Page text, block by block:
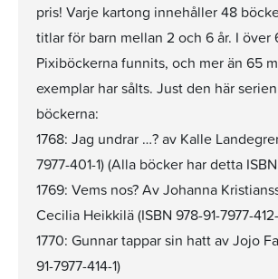
pris! Varje kartong innehåller 48
titlar för barn mellan 2 och 6 år. I över
Pixiböckerna funnits, och mer än 65
exemplar har sålts. Just den här
böckerna:
1768: Jag undrar …? av Kalle
7977-401-1) (Alla böcker har detta
1769: Vems nos? Av Johanna
Cecilia Heikkilä (ISBN 978-91-7977-
1770: Gunnar tappar sin hatt av Jojo
91-7977-414-1)